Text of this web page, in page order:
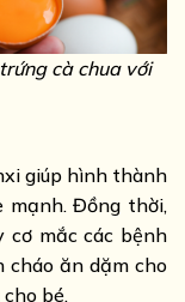
cà chua với
giúp hình thành
mạnh. Đồng thời,
cơ mắc các bệnh
cháo ăn dặm cho
bé.